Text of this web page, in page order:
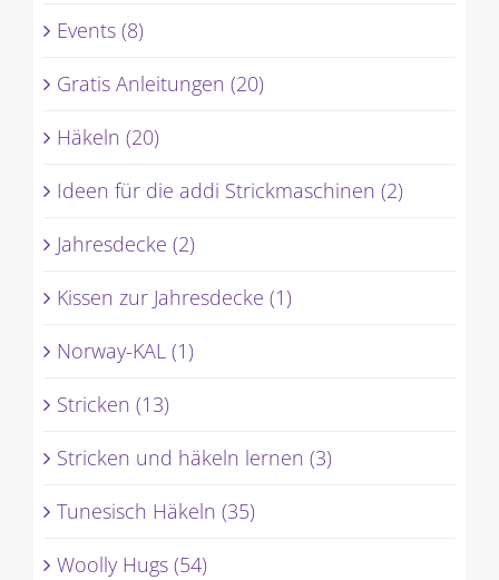
Events (8)
Gratis Anleitungen (20)
Häkeln (20)
Ideen für die addi Strickmaschinen (2)
Jahresdecke (2)
Kissen zur Jahresdecke (1)
Norway-KAL (1)
Stricken (13)
Stricken und häkeln lernen (3)
Tunesisch Häkeln (35)
Woolly Hugs (54)